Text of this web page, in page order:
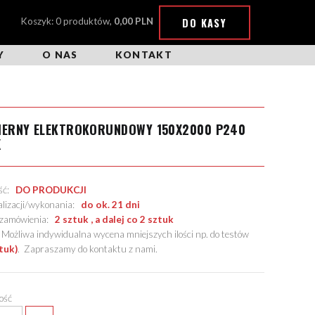
Koszyk: 0 produktów, 0,00 PLN DO KASY
O NAS KONTAKT
ELEKTROKORUNDOWY 150X2000 P240
DO PRODUKCJI
wykonania: do ok. 21 dni
2 sztuk , a dalej co 2 sztuk
indywidualna wycena mniejszych ilości np. do testów
. Zapraszamy do kontaktu z nami.